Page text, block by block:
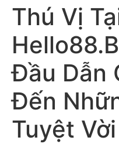
Thú Vị
Đầu Dẫn
Đến
Tuyệt Vời